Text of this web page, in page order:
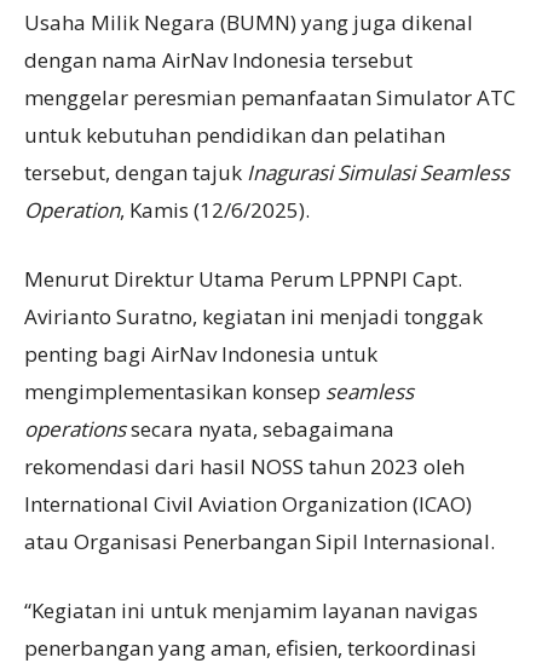
Usaha Milik Negara (BUMN) yang juga dikenal
dengan nama AirNav Indonesia tersebut
menggelar peresmian pemanfaatan Simulator ATC
untuk kebutuhan pendidikan dan pelatihan
tersebut, dengan tajuk Inagurasi Simulasi Seamless
Operation, Kamis (12/6/2025).
Menurut Direktur Utama Perum LPPNPI Capt.
Avirianto Suratno, kegiatan ini menjadi tonggak
penting bagi AirNav Indonesia untuk
mengimplementasikan konsep seamless
operationssecara nyata, sebagaimana
rekomendasi dari hasil NOSS tahun 2023 oleh
International Civil Aviation Organization (ICAO)
atau Organisasi Penerbangan Sipil Internasional.
“Kegiatan ini untuk menjamim layanan navigas
penerbangan yang aman, efisien, terkoordinasi